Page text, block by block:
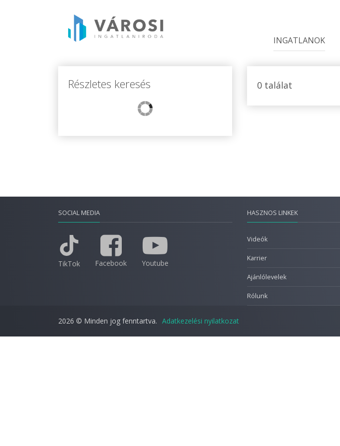
INGATLANOK
Részletes keresés 0 találat
SOCIAL MEDIA
TikTok Facebook Youtube
HASZNOS LINKEK
Videók
Karrier
Ajánlólevelek
Rólunk
2026 © Minden jog fenntartva. Adatkezelési nyilatkozat